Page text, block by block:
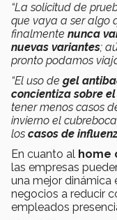
“La solicitud de
que vaya a ser algo
finalmente nunca
nuevas variantes;
pronto podamos
“El uso de gel
concientiza sobre
tener menos casos
invierno el
los casos de
En cuanto al home
las empresas
una mejor dinámica
negocios a reducir
empleados